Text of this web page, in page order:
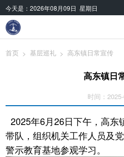
今天是：2026年08月09日 星期日
首页 > 基层巡礼 > 高东镇日常宣传
高东镇日
时间：
2025年6月26日下午，高东
带队，组织机关工作人员及
警示教育基地参观学习。